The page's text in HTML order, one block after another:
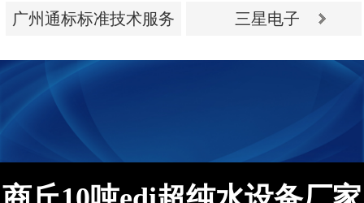
广州通标标准技术服务
广州通标标准技术服务
有限公司
三星电子